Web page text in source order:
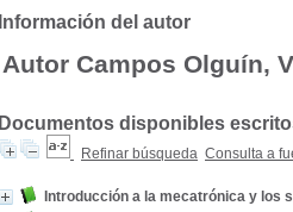
Información del autor
Autor Campos Olguín,
Documentos disponibles
Refinar búsqueda Consulta a
Introducción a la mecatrónica y los